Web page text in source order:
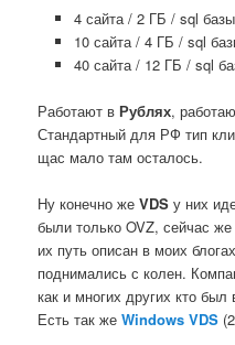
4 сайта / 2 ГБ / sql
10 сайта / 4 ГБ / sql
40 сайта / 12 ГБ / sql
Работают вРублях,
Стандартный для РФ тип
щас мало там осталось.
Ну конечно жеVDS у них
были только OVZ, сейчас
их путь описан в моих
поднимались с колен.
как и многих других кто был
Есть так жеWindows VDS